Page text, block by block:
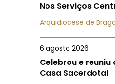
Nos Serviços
Arquidiocese de Braga
6 agosto 2026
Celebrou e
Casa Sacerdotal